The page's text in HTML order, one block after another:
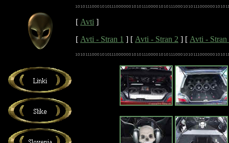
[ Avti ]
[ Avti - Stran 1 ] [ Avti - Stran 2 ] [ Avti - Stran